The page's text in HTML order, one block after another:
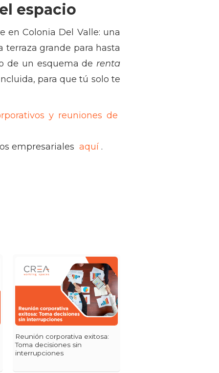
espacio
en Colonia Del Valle: una
terraza grande para hasta
de un esquema de renta
para que tú solo te
y reuniones de
empresariales aquí .
Reunión corporativa exitosa:
Toma decisiones sin
interrupciones